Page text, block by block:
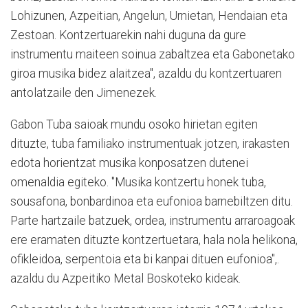
Lohizunen, Azpeitian, Angelun, Urnietan, Hendaian eta
Zestoan. Kontzertuarekin nahi duguna da gure
instrumentu maiteen soinua zabaltzea eta Gabonetako
giroa musika bidez alaitzea", azaldu du kontzertuaren
antolatzaile den Jimenezek.
Gabon Tuba saioak mundu osoko hirietan egiten
dituzte, tuba familiako instrumentuak jotzen, irakasten
edota horientzat musika konposatzen dutenei
omenaldia egiteko. "Musika kontzertu honek tuba,
sousafona, bonbardinoa eta eufonioa barnebiltzen ditu.
Parte hartzaile batzuek, ordea, instrumentu arraroagoak
ere eramaten dituzte kontzertuetara, hala nola helikona,
ofikleidoa, serpentoia eta bi kanpai dituen eufonioa",.
azaldu du Azpeitiko Metal Boskoteko kideak.